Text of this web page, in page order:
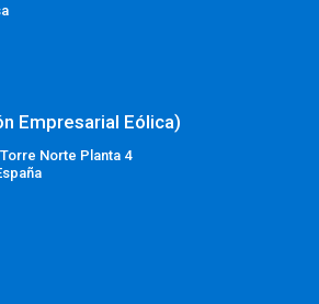
Empresarial Eólica)
Norte Planta 4